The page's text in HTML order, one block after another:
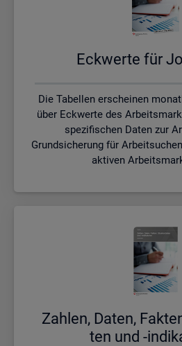
Eck­wer­te für
Die Tabellen erscheinen
über Eckwerte des
spezifischen Daten zur
Grundsicherung für
aktiven
Zah­len, Daten,
ten und -